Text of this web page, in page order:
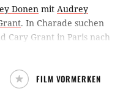
Donen mit Audrey
. In Charade suchen
Cary Grant in Paris nach
auch skurpellose Ex-
in Charade ist
FILM VORMERKEN